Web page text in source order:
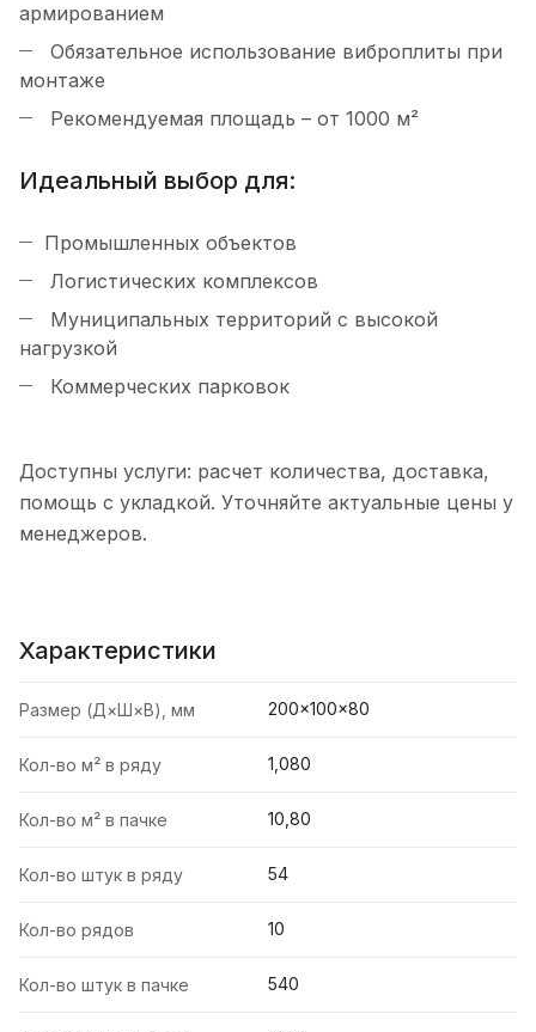
армированием
Обязательное использование виброплиты при
монтаже
Рекомендуемая площадь – от 1000 м²
Идеальный выбор для:
Промышленных объектов
Логистических комплексов
Муниципальных территорий с высокой
нагрузкой
Коммерческих парковок
Доступны услуги: расчет количества, доставка,
помощь с укладкой. Уточняйте актуальные цены у
менеджеров.
Характеристики
Размер (Д×Ш×В), мм 200×100×80
Кол-во м² в ряду 1,080
Кол-во м² в пачке 10,80
Кол-во штук в ряду 54
Кол-во рядов 10
Кол-во штук в пачке 540